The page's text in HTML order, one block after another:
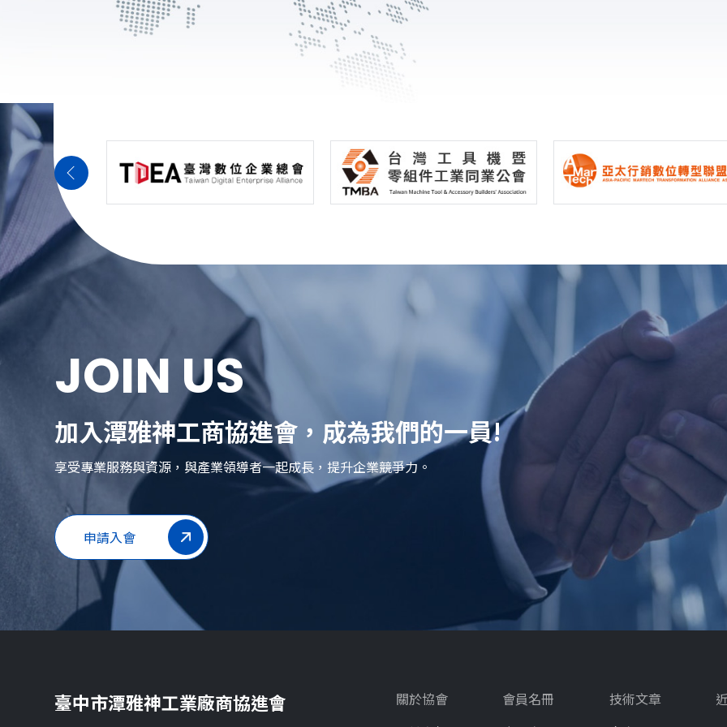
JOIN US
加入潭雅神工商協進會，成為我們的一員!
享受專業服務與資源，與產業領導者一起成長，提升企業競爭力。
申請入會
臺中市潭雅神工業廠商協進會
關於協會
會員名冊
技術文章